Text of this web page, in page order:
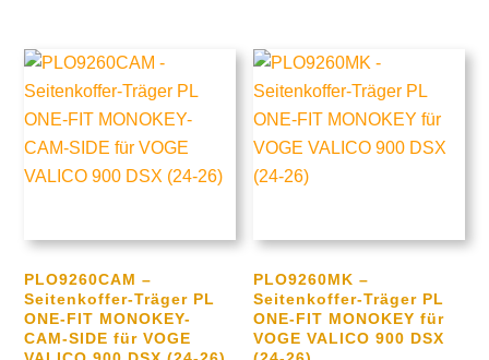
PLO9260CAM –
Seitenkoffer-Träger PL
ONE-FIT MONOKEY-
CAM-SIDE für VOGE
PLO9260MK –
Seitenkoffer-Träger PL
ONE-FIT MONOKEY für
VOGE VALICO 900 DSX